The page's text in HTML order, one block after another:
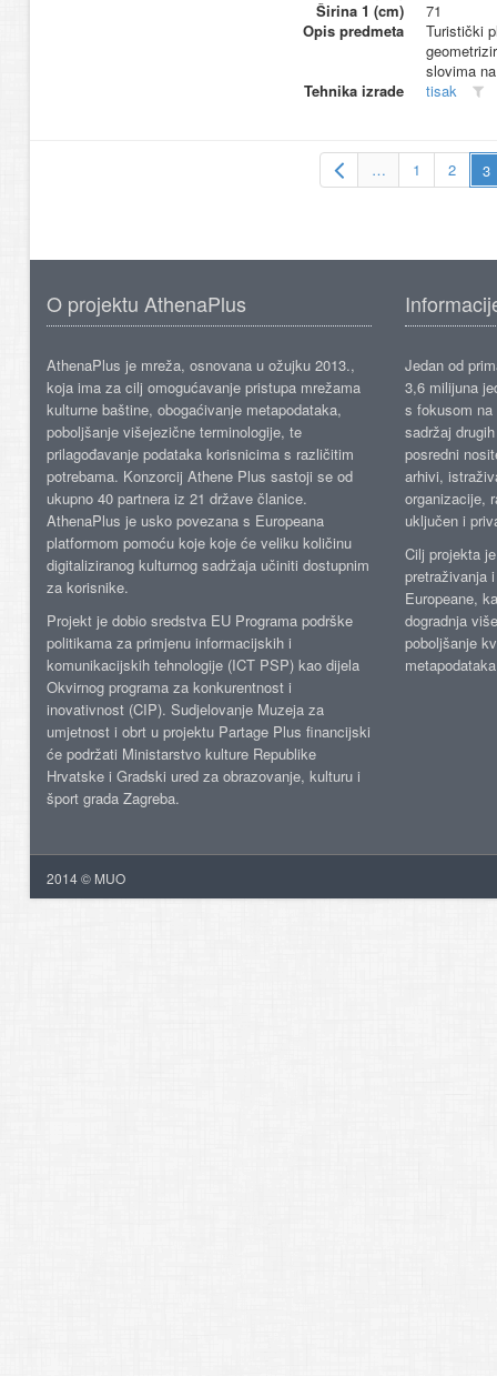
Širina 1 (cm)
71
Opis predmeta
Turistički
slovima
Tehnika izrade
tisak
… 1 2
O projektu AthenaPlus
AthenaPlus je mreža, osnovana u ožujku 2013.,
koja ima za cilj omogućavanje pristupa mrežama
kulturne baštine, obogaćivanje metapodataka,
poboljšanje višejezične terminologije, te
prilagođavanje podataka korisnicima s različitim
potrebama. Konzorcij Athene Plus sastoji se od
ukupno 40 partnera iz 21 države članice.
AthenaPlus je usko povezana s Europeana
platformom pomoću koje koje će veliku količinu
digitaliziranog kulturnog sadržaja učiniti dostupnim
za korisnike.
Projekt je dobio sredstva EU Programa podrške
politikama za primjenu informacijskih i
komunikacijskih tehnologije (ICT PSP) kao dijela
Okvirnog programa za konkurentnost i
inovativnost (CIP). Sudjelovanje Muzeja za
umjetnost i obrt u projektu Partage Plus financijski
će podržati Ministarstvo kulture Republike
Hrvatske i Gradski ured za obrazovanje, kulturu i
šport grada Zagreba.
Jedan od
3,6 milijuna
s fokusom
sadržaj
posredni
arhivi,
organizacije,
uključen i
Cilj projekta
pretraživanja
Europeane,
dogradnja
poboljšanje
2014 © MUO